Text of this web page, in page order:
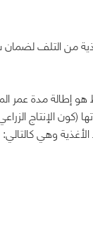
من التلف لضمان
إطالة مدة عمر
(كون الإنتاج
وهي كالتالي: